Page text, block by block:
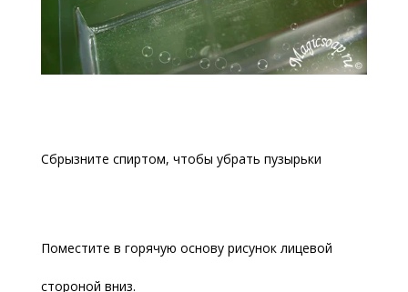
Сбрызните спиртом, чтобы убрать пузырьки
Поместите в горячую основу рисунок лицевой
стороной вниз.